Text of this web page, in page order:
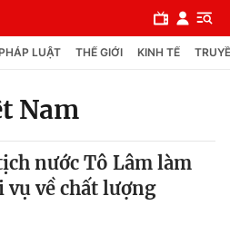
LUẬT THẾ GIỚI KINH TẾ
Nam
nước Tô Lâm làm
vụ về chất lượng